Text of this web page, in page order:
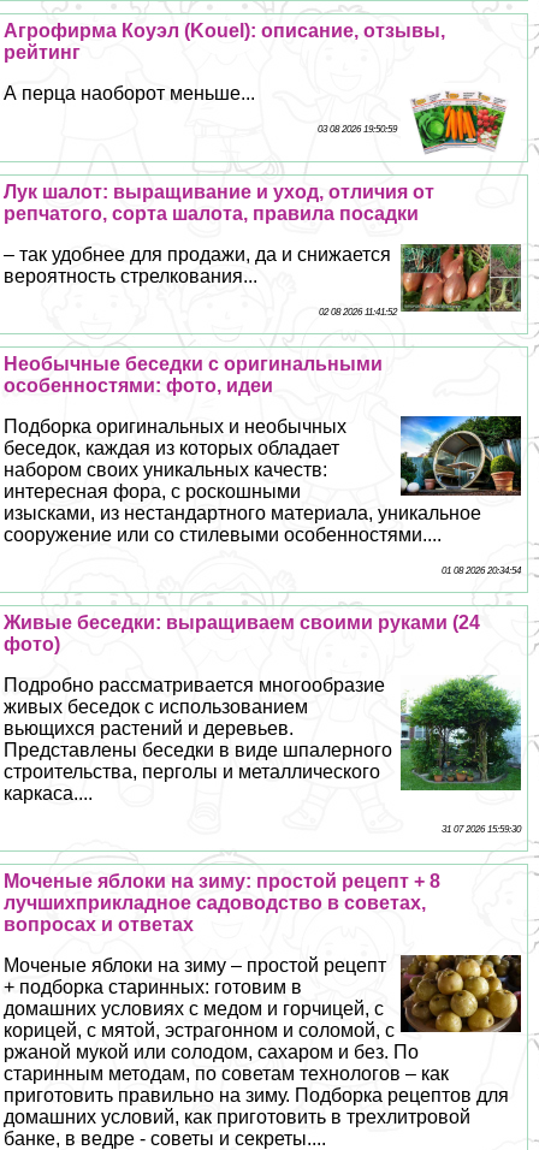
Агрофирма Коуэл (Kouel): описание, отзывы,
рейтинг
А перца наоборот меньше...
03 08 2026 19:50:59
Лук шалот: выращивание и уход, отличия от
репчатого, сорта шалота, правила посадки
– так удобнее для продажи, да и снижается
вероятность стрелкования...
02 08 2026 11:41:52
Необычные беседки с оригинальными
особенностями: фото, идеи
Подборка оригинальных и необычных
беседок, каждая из которых обладает
набором своих уникальных качеств:
интересная фора, с роскошными
изысками, из нестандартного материала, уникальное
сооружение или со стилевыми особенностями....
01 08 2026 20:34:54
Живые беседки: выращиваем своими руками (24
фото)
Подробно рассматривается многообразие
живых беседок с использованием
вьющихся растений и деревьев.
Представлены беседки в виде шпалерного
строительства, перголы и металлического
каркаса....
31 07 2026 15:59:30
Моченые яблоки на зиму: простой рецепт + 8
лучшихприкладное садоводство в советах,
вопросах и ответах
Моченые яблоки на зиму – простой рецепт
+ подборка старинных: готовим в
домашних условиях с медом и горчицей, с
корицей, с мятой, эстрагонном и соломой, с
ржаной мукой или солодом, сахаром и без. По
старинным методам, по советам технологов – как
приготовить правильно на зиму. Подборка рецептов для
домашних условий, как приготовить в трехлитровой
банке, в ведре - советы и секреты....